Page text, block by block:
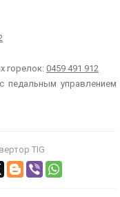
горелок: 0459 491 912
педальным управлением
TIG